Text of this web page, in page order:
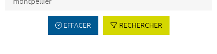
EFFACER RECHERCHER